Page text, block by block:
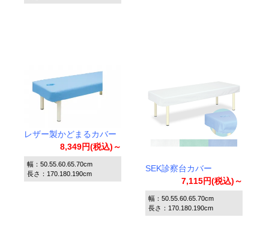
レザー製かどまるカバー
8,349円(税込)～
幅：50.55.60.65.70cm
長さ：170.180.190cm
SEK診察台カバー
7,115円(税込)～
幅：50.55.60.65.70cm
長さ：170.180.190cm